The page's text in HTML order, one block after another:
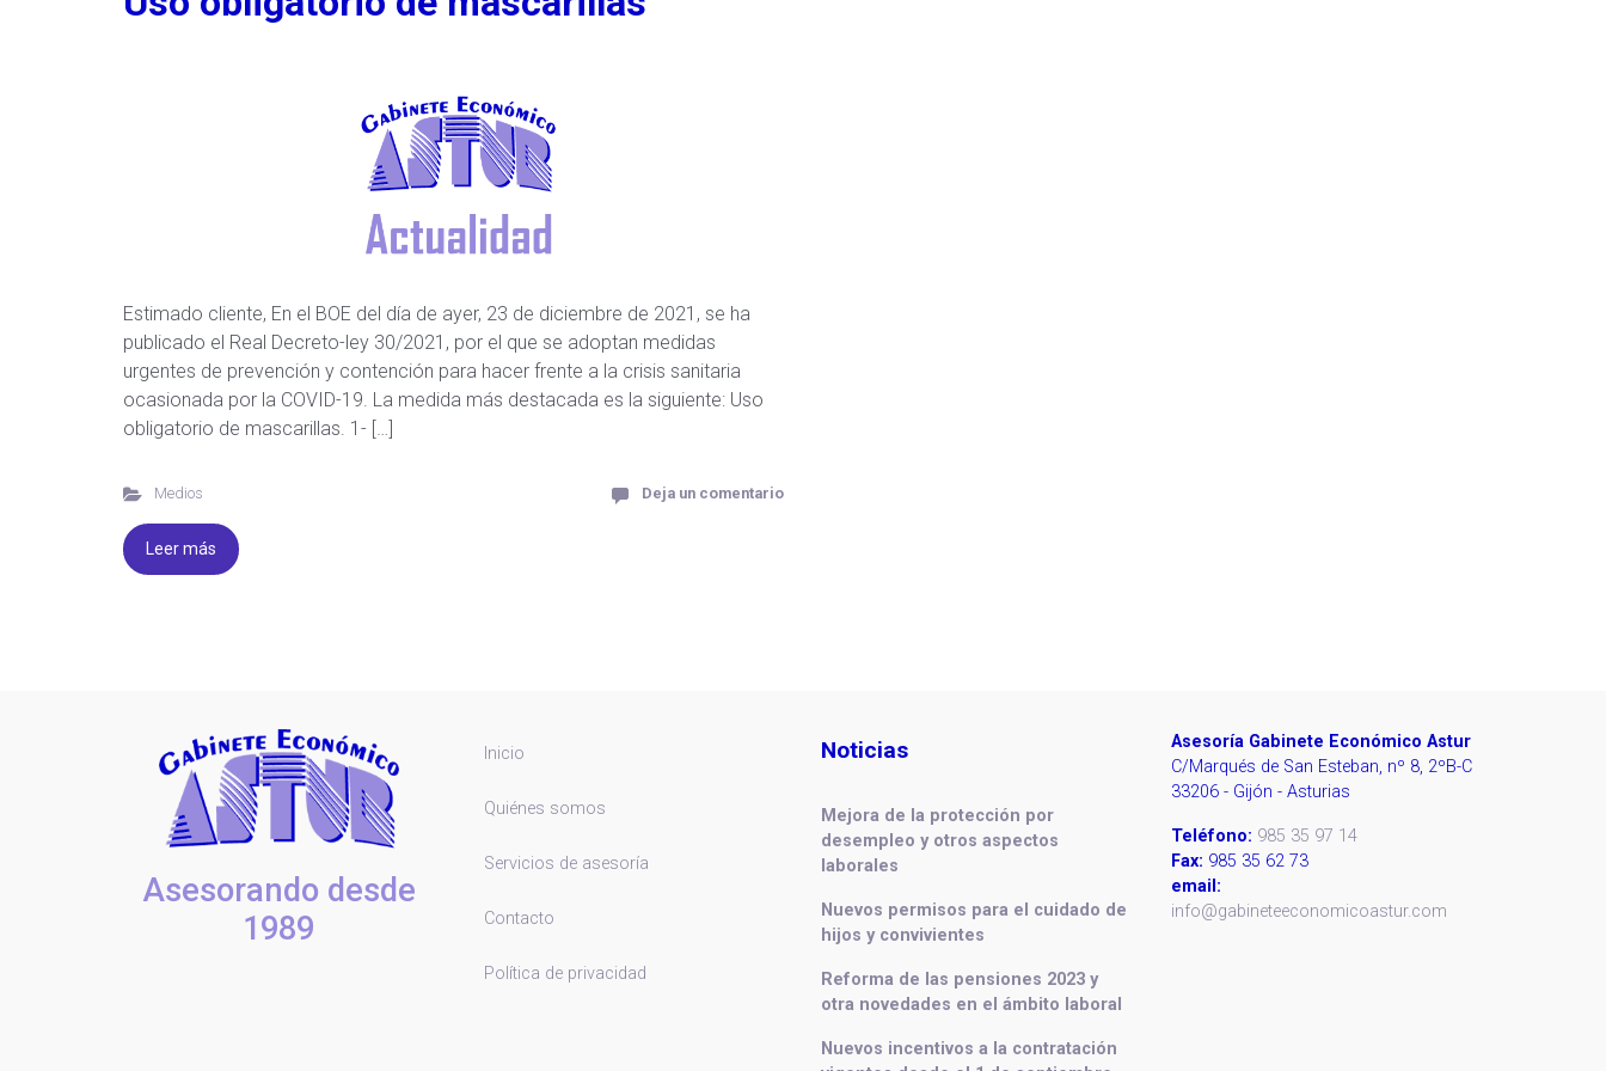
Estimado cliente, En el BOE del día de ayer, 23 de diciembre de 2021, se ha
publicado el Real Decreto-ley 30/2021, por el que se adoptan medidas
urgentes de prevención y contención para hacer frente a la crisis sanitaria
ocasionada por la COVID-19. La medida más destacada es la siguiente: Uso
obligatorio de mascarillas. 1- […]
Medios Deja un comentario
Leer más
Asesorando desde
1989
Inicio
Quiénes somos
Servicios de asesoría
Contacto
Política de privacidad
Noticias
Mejora de la protección por
desempleo y otros aspectos
laborales
Nuevos permisos para el cuidado de
hijos y convivientes
Reforma de las pensiones 2023 y
otra novedades en el ámbito laboral
Nuevos incentivos a la contratación
Asesoría Gabinete Económico Astur
C/Marqués de San Esteban, nº 8, 2ºB-C
33206 - Gijón - Asturias
Teléfono: 985 35 97 14
Fax: 985 35 62 73
email:
info@gabineteeconomicoastur.com